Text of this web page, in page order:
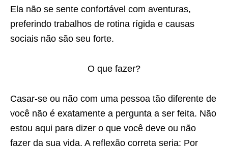
Ela não se sente confortável com aventuras,
preferindo trabalhos de rotina rígida e causas
sociais não são seu forte.
O que fazer?
Casar-se ou não com uma pessoa tão diferente de
você não é exatamente a pergunta a ser feita. Não
estou aqui para dizer o que você deve ou não
fazer da sua vida. A reflexão correta seria: Por